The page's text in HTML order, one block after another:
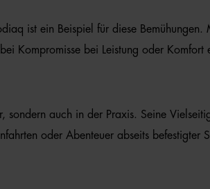
ist ein Beispiel für diese
Kompromisse bei Leistung oder Komfort
sondern auch in der Praxis. Seine
oder Abenteuer abseits befestigter